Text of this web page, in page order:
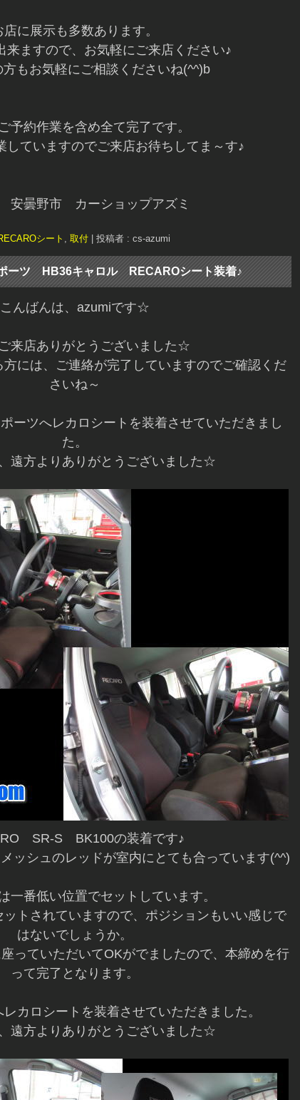
店に展示も多数あります。
来ますので、お気軽にご来店ください♪
方もお気軽にご相談くださいね(^^)b
予約作業を含め全て完了です。
していますのでご来店お待ちしてま～す♪
安曇野市 カーショップアズミ
シート , 取付 投稿者 : cs-azumi
ーツ HB36キャロル RECAROシート装着♪
こんばんは、azumiです☆
来店ありがとうございました☆
には、ご連絡が完了していますのでご確認くだ
さいね～
ーツへレカロシートを装着させていただきまし
た。
遠方よりありがとうございました☆
SR-S BK100の装着です♪
ッシュのレッドが室内にとても合っています(^^)
一番低い位置でセットしています。
トされていますので、ポジションもいい感じで
はないでしょうか。
っていただいてOKがでましたので、本締めを行
って完了となります。
カロシートを装着させていただきました。
遠方よりありがとうございました☆